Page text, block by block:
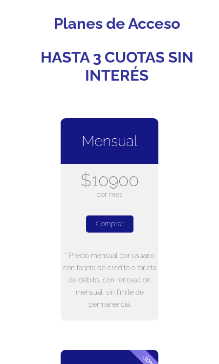
Planes de Acceso
HASTA 3 CUOTAS SIN
INTERÉS
Mensual
$10900
por mes
Comprar
* Precio mensual por usuario
con tarjeta de crédito o tarjeta
de débito, con renovación
mensual, sin límite de
permanencia.